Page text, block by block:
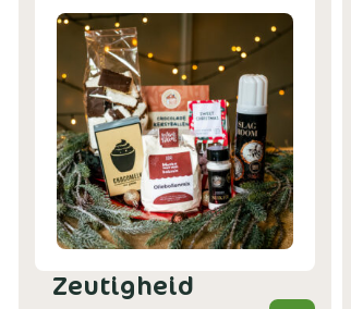
Zeutigheid